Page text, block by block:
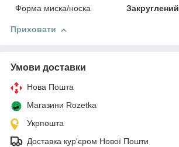
Форма миска/носка
Закруглений
Приховати
Умови доставки
Нова Пошта
Магазини Rozetka
Укрпошта
Доставка кур'єром Нової Пошти